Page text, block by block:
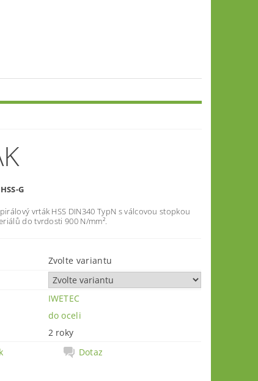
G
vrták HSS DIN340 TypN s válcovou stopkou
do tvrdosti 900 N/mm².
Zvolte variantu
IWETEC
do oceli
2 roky
Dotaz